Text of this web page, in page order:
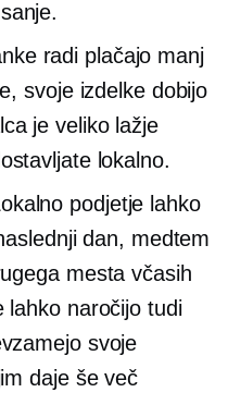
radi plačajo manj
svoje izdelke dobijo
je veliko lažje
lokalno.
podjetje lahko
dan, medtem
mesta včasih
lahko naročijo tudi
svoje
daje še več